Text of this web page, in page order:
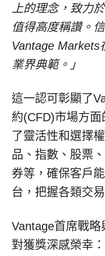
上的理念，致力
值得高度稱讚。
Vantage Markets
業界典範。」
這一認可彰顯了
約(CFD)市場方
了靈活性和選擇
品、指數、股票
券等，確保客戶
台，把握各類交
Vantage首席戰
對獲獎深感榮幸：